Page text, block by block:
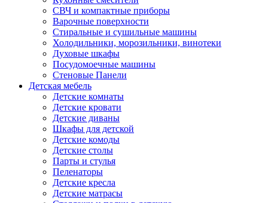
СВЧ и компактные приборы
Варочные поверхности
Стиральные и сушильные машины
Холодильники, морозильники, винотеки
Духовые шкафы
Посудомоечные машины
Стеновые Панели
Детская мебель
Детские комнаты
Детские кровати
Детские диваны
Шкафы для детской
Детские комоды
Детские столы
Парты и стулья
Пеленаторы
Детские кресла
Детские матрасы